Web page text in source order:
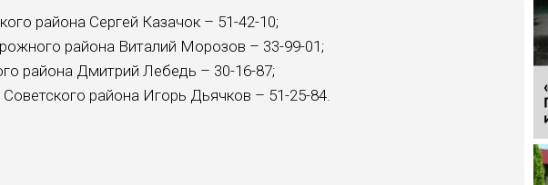
района Сергей Казачок – 51-42-10;
района Виталий Морозов – 33-99-01;
района Дмитрий Лебедь – 30-16-87;
района Игорь Дьячков – 51-25-84.